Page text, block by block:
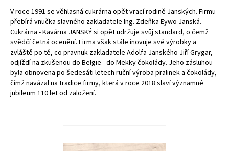
V roce 1991 se věhlasná cukrárna opět vrací rodině Janských. Firmu
přebírá vnučka slavného zakladatele Ing. Zdeňka Eywo Janská.
Cukrárna - Kavárna JANSKÝ si opět udržuje svůj standard, o čemž
svědčí četná ocenění. Firma však stále inovuje své výrobky a
zvláště po té, co pravnuk zakladatele Adolfa Janského Jiří Grygar,
odjíždí na zkušenou do Belgie - do Mekky čokolády. Jeho zásluhou
byla obnovena po šedesáti letech ruční výroba pralinek a čokolády,
čímž navázal na tradice firmy, která v roce 2018 slaví významné
jubileum 110 let od založení.